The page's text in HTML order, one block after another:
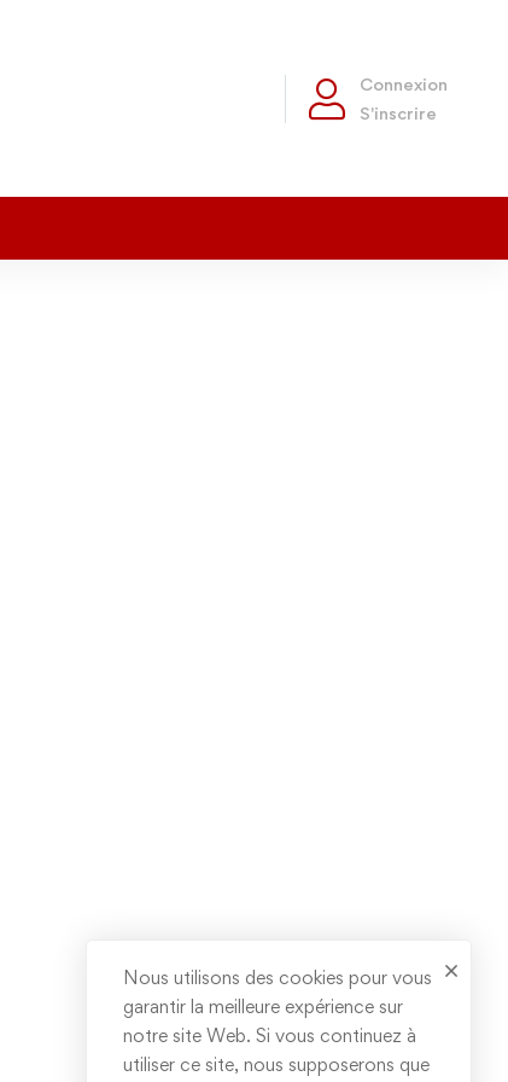
Connexion
S'inscrire
Nous utilisons des cookies pour vous
garantir la meilleure expérience sur
notre site Web. Si vous continuez à
utiliser ce site, nous supposerons que